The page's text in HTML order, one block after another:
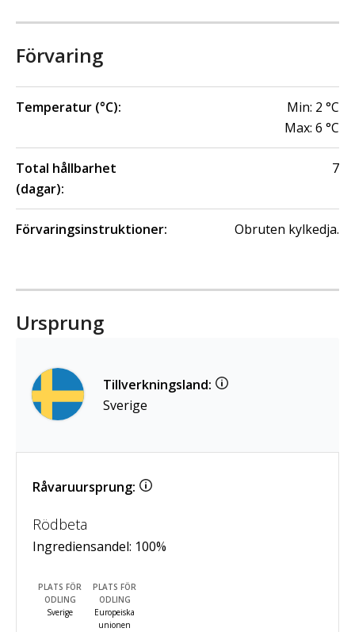
Förvaring
Temperatur (°C): Min: 2 °C
Max: 6 °C
Total hållbarhet
(dagar):
7
Förvaringsinstruktioner: Obruten kylkedja.
Ursprung
Tillverkningsland:
Sverige
Råvaruursprung:
Rödbeta
Ingrediensandel: 100%
PLATS FÖR
ODLING
Sverige
PLATS FÖR
ODLING
Europeiska
unionen